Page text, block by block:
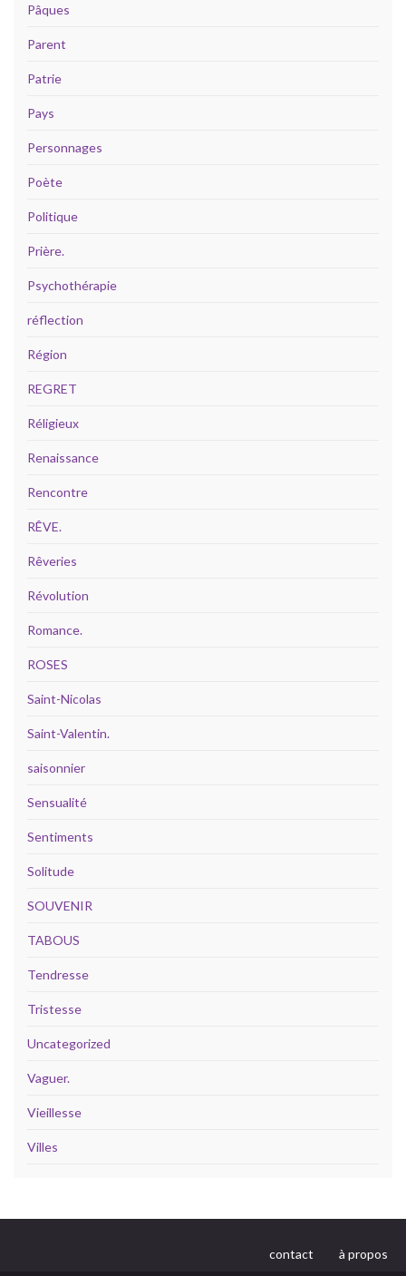
Pâques
Parent
Patrie
Pays
Personnages
Poète
Politique
Prière.
Psychothérapie
réflection
Région
REGRET
Réligieux
Renaissance
Rencontre
RÊVE.
Rêveries
Révolution
Romance.
ROSES
Saint-Nicolas
Saint-Valentin.
saisonnier
Sensualité
Sentiments
Solitude
SOUVENIR
TABOUS
Tendresse
Tristesse
Uncategorized
Vaguer.
Vieillesse
Villes
contact à propos